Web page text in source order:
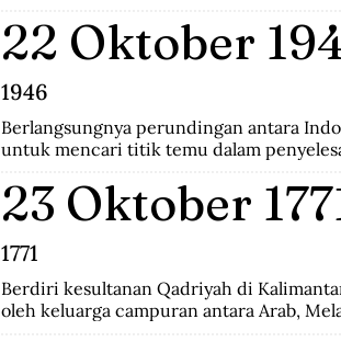
Bandung. Melalui badan ini, Inggris
mengumpulkan seluruh persenjataan
22 Oktober
1946
Berlangsungnya perundingan antara
untuk mencari titik temu dalam
23 Oktober
1771
Berdiri kesultanan Qadriyah di
oleh keluarga campuran antara Arab,